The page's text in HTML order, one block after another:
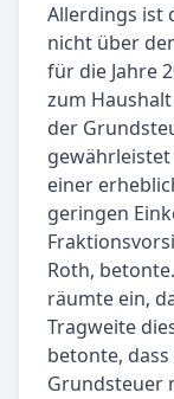
Allerdings ist
nicht über
für die Jahre
zum
der
einer
geringen
Roth,
räumte ein,
Tragweite
betonte,
Grundsteuer